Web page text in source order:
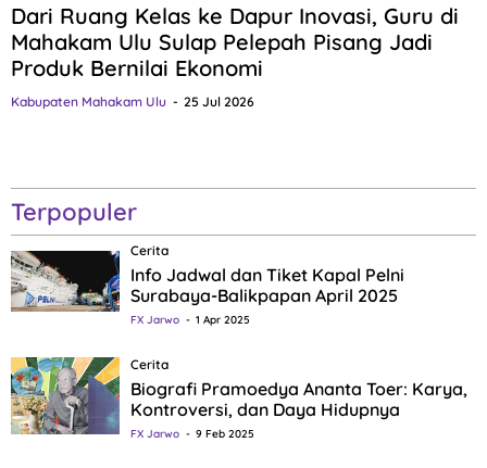
Dari Ruang Kelas ke Dapur Inovasi, Guru di
Mahakam Ulu Sulap Pelepah Pisang Jadi
Produk Bernilai Ekonomi
Kabupaten Mahakam Ulu 25 Jul 2026
Terpopuler
Cerita
Info Jadwal dan Tiket Kapal Pelni
Surabaya-Balikpapan April 2025
FX Jarwo 1 Apr 2025
Cerita
Biografi Pramoedya Ananta Toer: Karya,
Kontroversi, dan Daya Hidupnya
FX Jarwo 9 Feb 2025